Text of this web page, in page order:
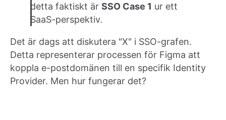
detta faktiskt är SSO Case 1 ur ett
SaaS-perspektiv.
Det är dags att diskutera "X" i SSO-grafen.
Detta representerar processen för Figma att
koppla e-postdomänen till en specifik Identity
Provider. Men hur fungerar det?